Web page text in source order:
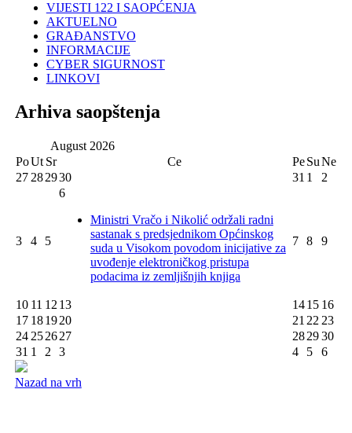
VIJESTI 122 I SAOPĆENJA
AKTUELNO
GRAĐANSTVO
INFORMACIJE
CYBER SIGURNOST
LINKOVI
Arhiva saopštenja
August 2026
PoUt Sr Ce PeSuNe
27 282930 31 1 2
3 4 5
6
Ministri Vračo i Nikolić održali radni
sastanak s predsjednikom Općinskog
suda u Visokom povodom inicijative za
uvođenje elektroničkog pristupa
podacima iz zemljišnjih knjiga
7 8 9
10 11 12 13 1415 16
17 181920 21 22 23
24 252627 282930
31 1 2 3 4 5 6
Nazad na vrh